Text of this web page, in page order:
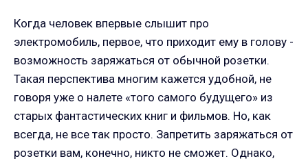
Когда человек впервые слышит про
электромобиль, первое, что приходит ему в голову -
возможность заряжаться от обычной розетки.
Такая перспектива многим кажется удобной, не
говоря уже о налете «того самого будущего» из
старых фантастических книг и фильмов. Но, как
всегда, не все так просто. Запретить заряжаться от
розетки вам, конечно, никто не сможет. Однако,